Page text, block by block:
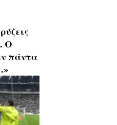
Ο
πάντα